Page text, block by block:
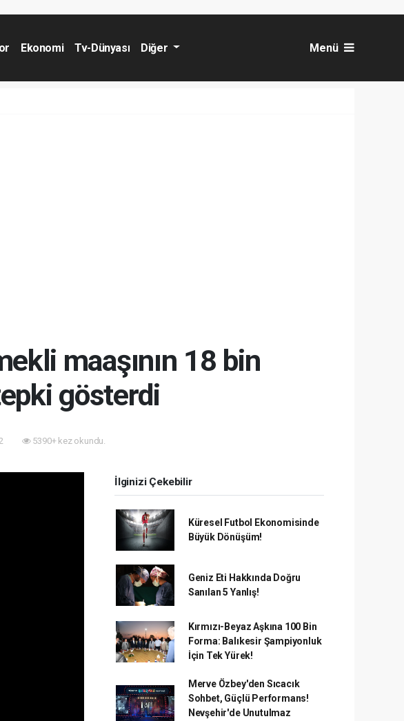
Ekonomi Tv-Dünyası Diğer Menü
maaşının 18 bin
gösterdi
5390+ kez okundu.
İlginizi Çekebilir
Küresel Futbol Ekonomisinde
Büyük Dönüşüm!
Geniz Eti Hakkında Doğru
Sanılan 5 Yanlış!
Kırmızı-Beyaz Aşkına 100 Bin
Forma: Balıkesir Şampiyonluk
İçin Tek Yürek!
Merve Özbey'den Sıcacık
Sohbet, Güçlü Performans!
Nevşehir'de Unutulmaz